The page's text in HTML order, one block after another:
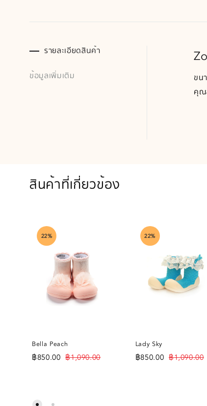
รายละเอียดสินค้า
ข้อมูลเพิ่มเติม ขน
คุณ
สินค้าที่เกี่ยวข้อง
22%
Bella Peach
฿850.00 ฿1,090.00
22%
Lady Sky
฿850.00 ฿1,090.00